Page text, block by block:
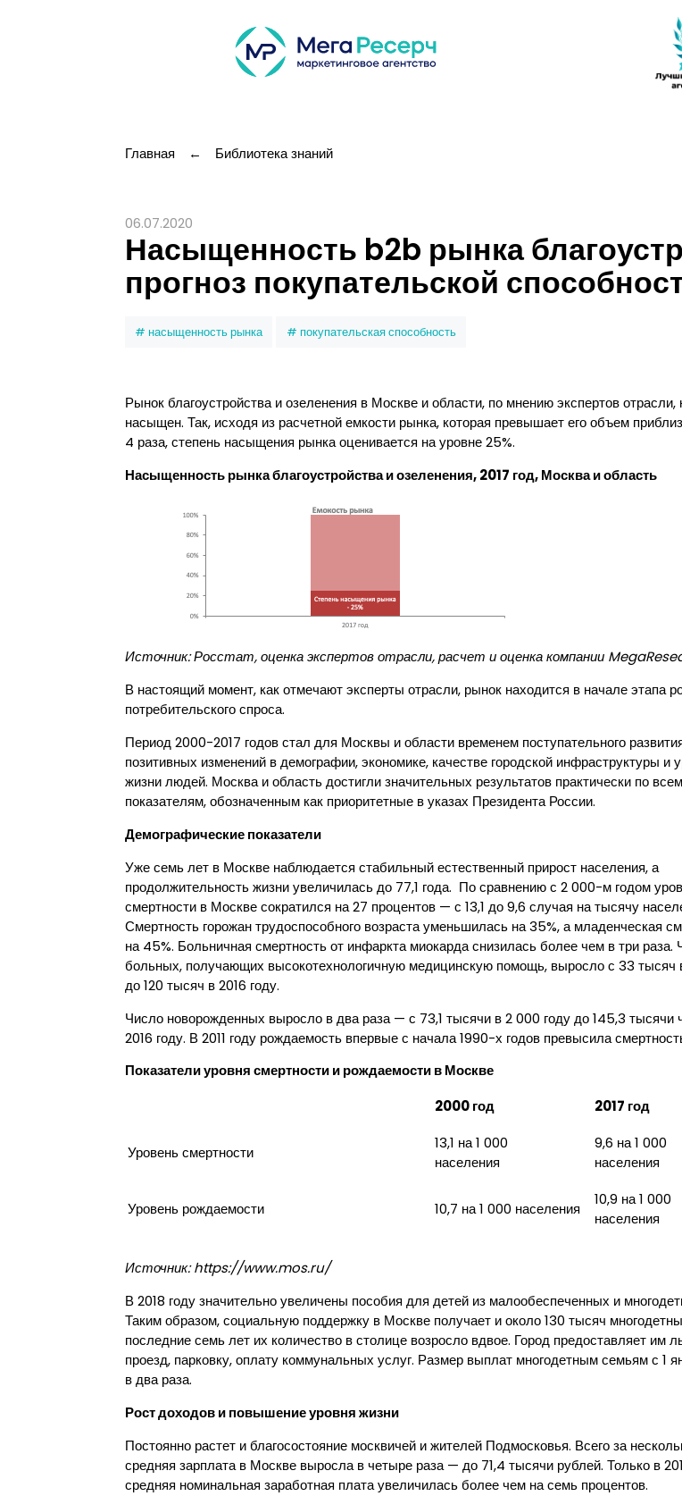
Главная ← Библиотека знаний
06.07.2020
Насыщенность b2b рынка
прогноз покупательской
насыщенность рынка покупательская способность
Рынок благоустройства и озеленения в Москве и области, по мнению экспертов отрасли,
насыщен. Так, исходя из расчетной емкости рынка, которая превышает его объем
4 раза, степень насыщения рынка оценивается на уровне 25%.
Насыщенность рынка благоустройства и озеленения, 2017 год, Москва и область
Источник: Росстат, оценка экспертов отрасли, расчет и оценка компании
В настоящий момент, как отмечают эксперты отрасли, рынок находится в начале этапа
потребительского спроса.
Период 2000-2017 годов стал для Москвы и области временем поступательного
позитивных изменений в демографии, экономике, качестве городской инфраструктуры и
жизни людей. Москва и область достигли значительных результатов практически по всем
показателям, обозначенным как приоритетные в указах Президента России.
Демографические показатели
Уже семь лет в Москве наблюдается стабильный естественный прирост населения, а
продолжительность жизни увеличилась до 77,1 года. По сравнению с 2 000-м годом
смертности в Москве сократился на 27 процентов — с 13,1 до 9,6 случая на тысячу
Смертность горожан трудоспособного возраста уменьшилась на 35%, а младенческая
на 45%. Больничная смертность от инфаркта миокарда снизилась более чем в три раза.
больных, получающих высокотехнологичную медицинскую помощь, выросло с 33 тысяч
до 120 тысяч в 2016 году.
Число новорожденных выросло в два раза — с 73,1 тысячи в 2 000 году до 145,3 тысячи
2016 году. В 2011 году рождаемость впервые с начала 1990-х годов превысила
Показатели уровня смертности и рождаемости в Москве
2000 год
2017 год
Уровень смертности
13,1 на 1 000
населения
9,6 на 1 000
населения
Уровень рождаемости 10,7 на 1 000 населения
10,9 на 1 000
населения
Источник: https://www.mos.ru/
В 2018 году значительно увеличены пособия для детей из малообеспеченных и
Таким образом, социальную поддержку в Москве получает и около 130 тысяч
последние семь лет их количество в столице возросло вдвое. Город предоставляет им
проезд, парковку, оплату коммунальных услуг. Размер выплат многодетным семьям с 1
в два раза.
Рост доходов и повышение уровня жизни
Постоянно растет и благосостояние москвичей и жителей Подмосковья. Всего за
средняя зарплата в Москве выросла в четыре раза — до 71,4 тысячи рублей. Только в
средняя номинальная заработная плата увеличилась более чем на семь процентов.